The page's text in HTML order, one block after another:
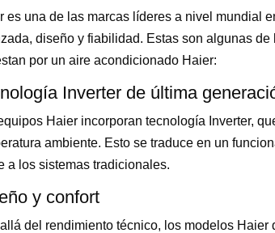
es una de las marcas líderes a nivel mundial
diseño y fiabilidad. Estas son algunas
por un aire acondicionado Haier:
Inverter de última
Haier incorporan tecnología Inverter,
ambiente. Esto se traduce en un
a los sistemas tradicionales.
y confort
del rendimiento técnico, los modelos